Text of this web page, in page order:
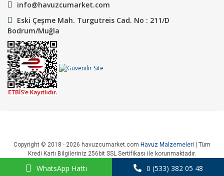
info@havuzcumarket.com
Eski Çeşme Mah. Turgutreis Cad. No : 211/D
Bodrum/Muğla
Copyright © 2018 - 2026 havuzcumarket.com Havuz Malzemeleri | Tüm
Kredi Kartı Bilgileriniz 256bit SSL Sertifikası ile korunmaktadır.
WhatsApp Hattı 0 (533) 382 05 48
ideasoft e-
ile